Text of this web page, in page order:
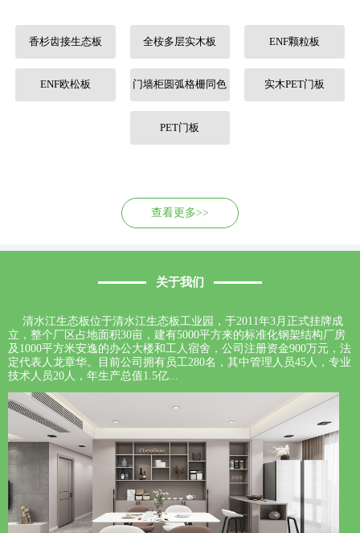
香杉齿接生态板 全桉多层实木板 ENF颗粒板
ENF欧松板 门墙柜圆弧格栅同色 实木PET门板
PET门板
查看更多>>
关于我们
清水江生态板位于清水江生态板工业园，于2011年3月正式挂牌成
立，整个厂区占地面积30亩，建有5000平方来的标准化钢架结构厂房
及1000平方米安逸的办公大楼和工人宿舍，公司注册资金900万元，法
定代表人龙章华。目前公司拥有员工280名，其中管理人员45人，专业
技术人员20人，年生产总值1.5亿...
营销网络
人才招聘